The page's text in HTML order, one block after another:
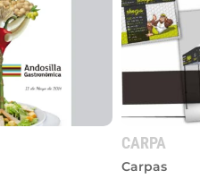
CARPA
Carpas